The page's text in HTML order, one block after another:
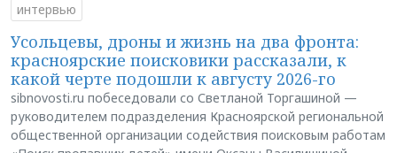
интервью
Усольцевы, дроны и жизнь на два фронта:
красноярские поисковики рассказали, к
какой черте подошли к августу 2026-го
sibnovosti.ru побеседовали со Светланой Торгашиной —
руководителем подразделения Красноярской региональной
общественной организации содействия поисковым работам